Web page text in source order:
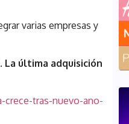
varias empresas y
La última adquisición
tras-nuevo-ano-